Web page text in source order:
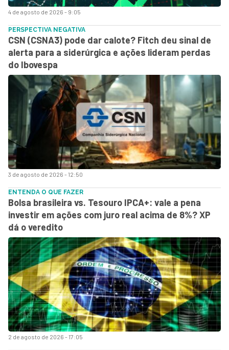
4 de agosto de 2026 - 9:05
3 de agosto de 2026 - 12:50
PERSPECTIVA NEGATIVA
CSN (CSNA3) pode dar calote? Fitch deu sinal de
alerta para a siderúrgica e ações lideram perdas
do Ibovespa
2 de agosto de 2026 - 17:05
ENTENDA O QUE FAZER
Bolsa brasileira vs. Tesouro IPCA+: vale a pena
investir em ações com juro real acima de 8%? XP
dá o veredito